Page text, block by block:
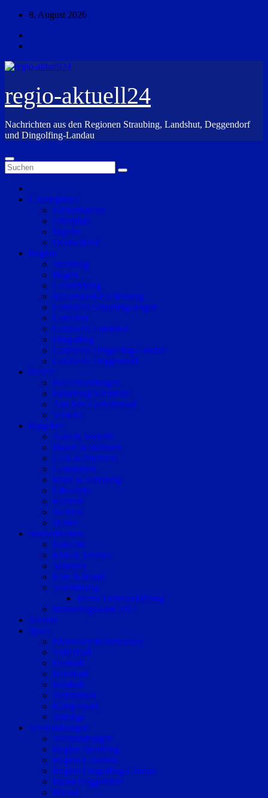
Zum
springen
8. August 2026
regio-aktuell24
Nachrichten aus den Regionen Straubing, Landshut, Deggendorf
und Dingolfing-Landau
Überregional
Niederbayern
Oberpfalz
Bayern
Deutschland
Region
Straubing
Bogen
Geiselhöring
Mallersdorf-Pfaffenberg
Landkreis Straubing-Bogen
Landshut
Landkreis Landshut
Dingolfing
Landkreis Dingolfing-Landau
Landkreis Deggendorf
Polizei
Polizeimeldungen
Fahndung/Vermisste
Aus dem Gerichtssaal
Verkehr
Ratgeber
Auto & Verkehr
Bauen & Wohnen
Geld & Finanzen
Gesundheit
Reise & Erholung
Life-Style
Karriere
Technik
Wetter
Sonderthemen
Podcasts
Kids & Teenies
Senioren
Katz & Hund
Valentinstag
Meine Liebeserklärung
Bundestagswahl 2017
Vereine
Sport
Eishockey/Inlinehockey
Volleyball
Fussball
Handball
Football
Trabrennen
Kampfsport
Sonstige
Veranstaltungen
Veranstaltungen
Region Straubing
Region Landshut
Region Dingolfing-Landau
Raum Deggendorf
Bluval